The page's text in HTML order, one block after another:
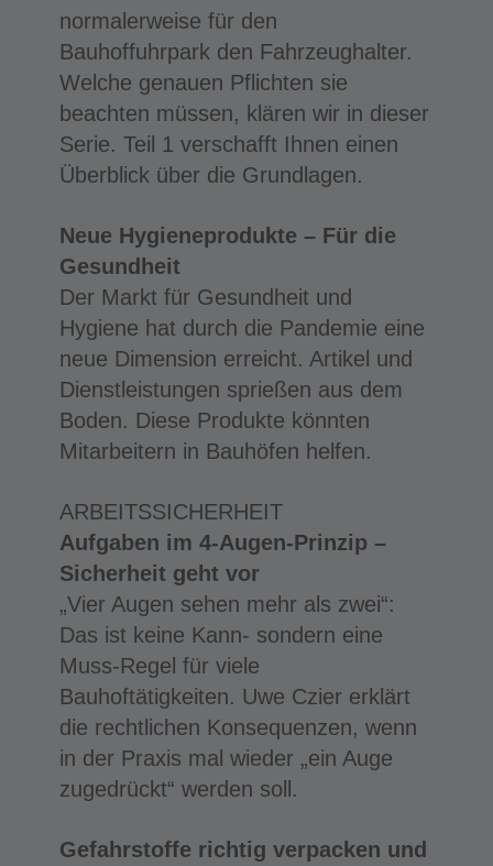
normalerweise für den
Bauhoffuhrpark den Fahrzeughalter.
Welche genauen Pflichten sie
beachten müssen, klären wir in dieser
Serie. Teil 1 verschafft Ihnen einen
Überblick über die Grundlagen.
Neue Hygieneprodukte – Für die
Gesundheit
Der Markt für Gesundheit und
Hygiene hat durch die Pandemie eine
neue Dimension erreicht. Artikel und
Dienstleistungen sprießen aus dem
Boden. Diese Produkte könnten
Mitarbeitern in Bauhöfen helfen.
ARBEITSSICHERHEIT
Aufgaben im 4-Augen-Prinzip –
Sicherheit geht vor
„Vier Augen sehen mehr als zwei“:
Das ist keine Kann- sondern eine
Muss-Regel für viele
Bauhoftätigkeiten. Uwe Czier erklärt
die rechtlichen Konsequenzen, wenn
in der Praxis mal wieder „ein Auge
zugedrückt“ werden soll.
Gefahrstoffe richtig verpacken und